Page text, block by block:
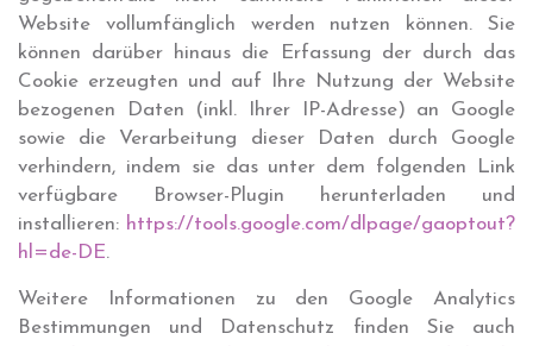
Website vollumfänglich werden nutzen können. Sie
können darüber hinaus die Erfassung der durch das
Cookie erzeugten und auf Ihre Nutzung der Website
bezogenen Daten (inkl. Ihrer IP-Adresse) an Google
sowie die Verarbeitung dieser Daten durch Google
verhindern, indem sie das unter dem folgenden Link
verfügbare Browser-Plugin herunterladen und
installieren: https://tools.google.com/dlpage/gaoptout?
hl=de-DE.
Weitere Informationen zu den Google Analytics
Bestimmungen und Datenschutz finden Sie auch